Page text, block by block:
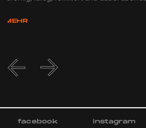
MEHR
facebook instagram